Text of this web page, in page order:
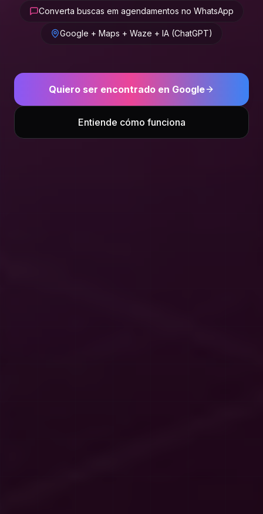
Converta buscas em agendamentos no WhatsApp
Google + Maps + Waze + IA (ChatGPT)
Quiero ser encontrado en Google
Entiende cómo funciona